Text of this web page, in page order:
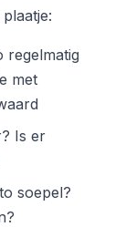
regelmatig
met
Is er
soepel?